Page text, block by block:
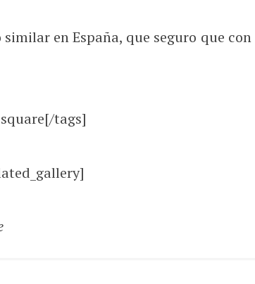
en España, que seguro que
tags]